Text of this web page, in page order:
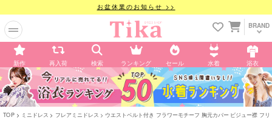
お盆休業のお知らせ >>
BRAND
新作 再入荷 検索 ランキング セール 水着 浴衣
TOP ミニドレス フレアミニドレス ウエストベルト付き フラワーモチーフ 胸元カバー ビジュー襟 フ